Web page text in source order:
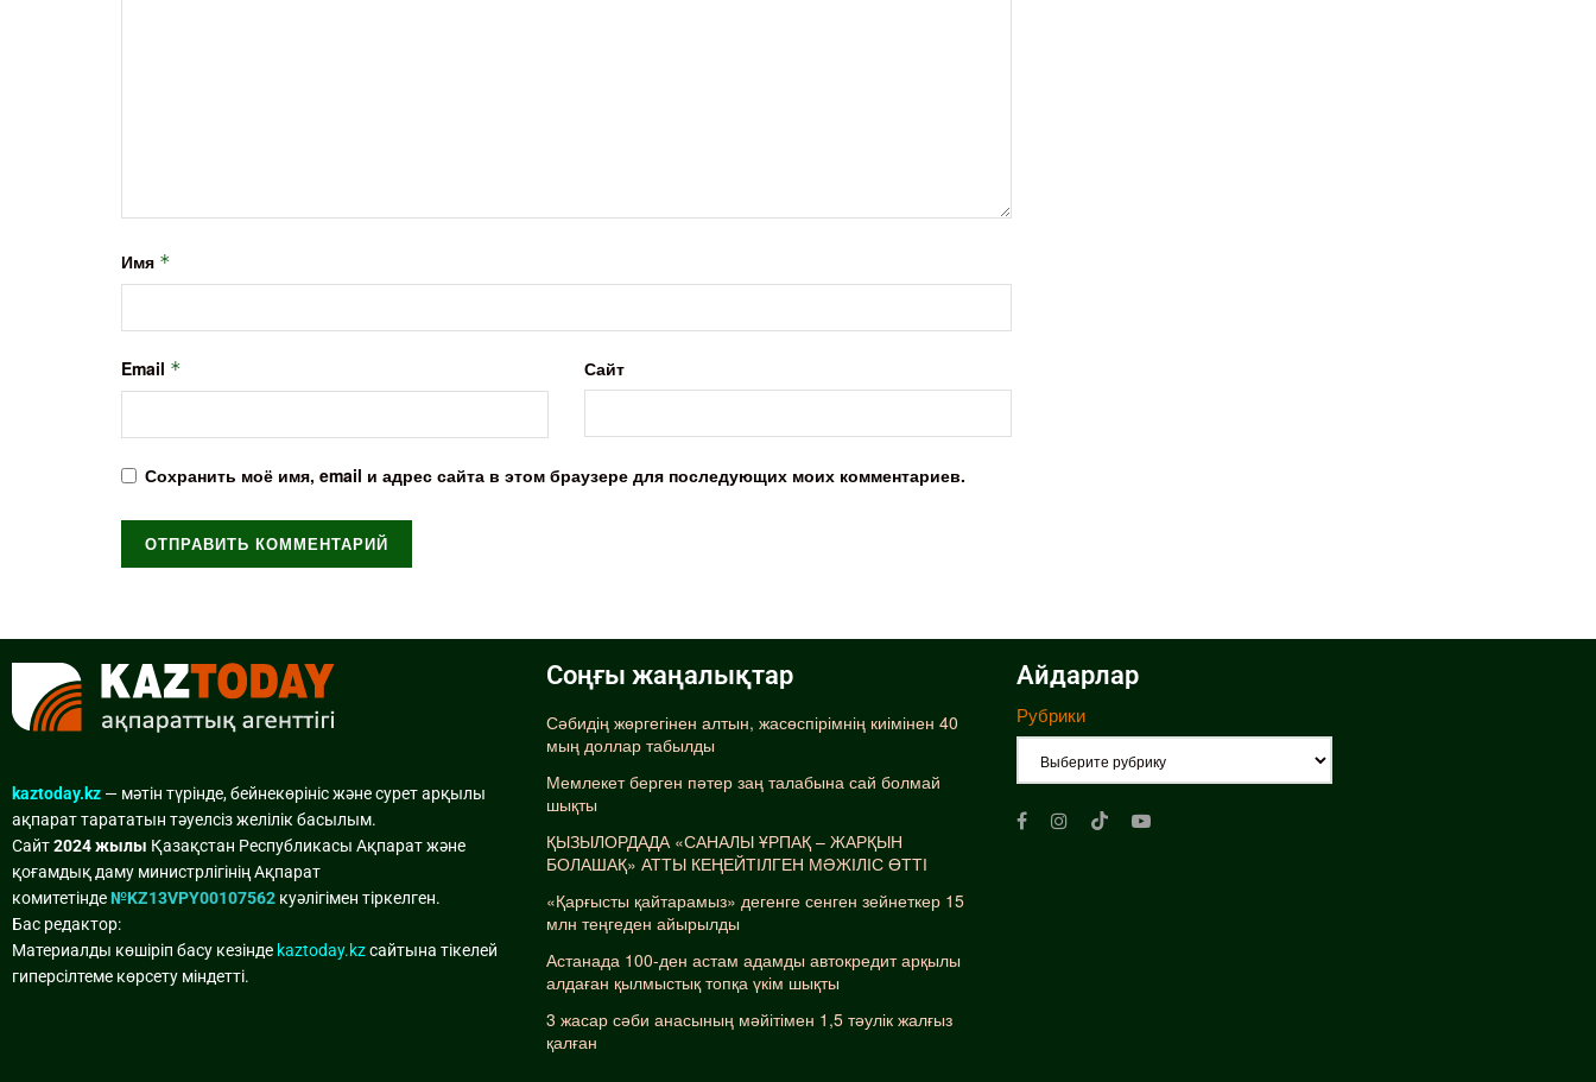
Имя *
Email * Сайт
Сохранить моё имя, email и адрес сайта в этом браузере для последующих моих комментариев.
kaztoday.kz — мәтін түрінде, бейнекөрініс және сурет арқылы
ақпарат тарататын тәуелсіз желілік басылым.
Сайт2024 жылы Қазақстан Республикасы Ақпарат және
қоғамдық даму министрлігінің Ақпарат
комитетінде№KZ13VPY00107562 куәлігімен тіркелген.
Бас редактор:
Материалды көшіріп басу кезінде kaztoday.kzсайтына тікелей
гиперсілтеме көрсету міндетті.
Соңғы жаңалықтар
Сәбидің жөргегінен алтын, жасөспірімнің киімінен 40
мың доллар табылды
Мемлекет берген пәтер заң талабына сай болмай
шықты
ҚЫЗЫЛОРДАДА «САНАЛЫ ҰРПАҚ – ЖАРҚЫН
БОЛАШАҚ» АТТЫ КЕҢЕЙТІЛГЕН МӘЖІЛІС ӨТТІ
«Қарғысты қайтарамыз» дегенге сенген зейнеткер 15
млн теңгеден айырылды
Астанада 100-ден астам адамды автокредит арқылы
алдаған қылмыстық топқа үкім шықты
3 жасар сәби анасының мәйітімен 1,5 тәулік жалғыз
қалған
Айдарлар
Рубрики